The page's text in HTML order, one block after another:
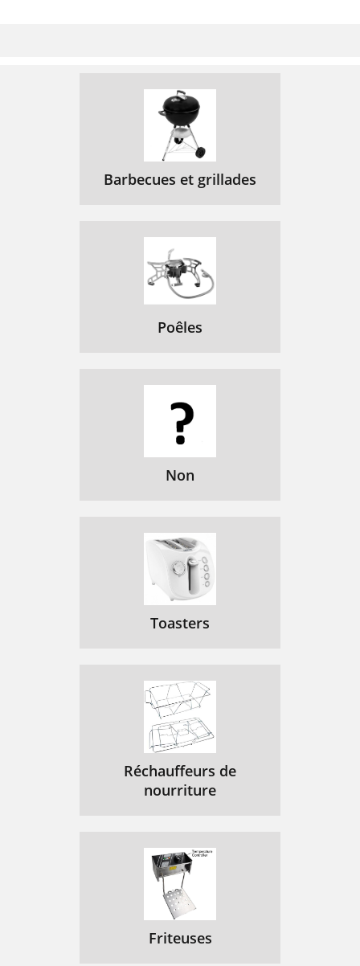
Barbecues et grillades
Poêles
Non
Toasters
Réchauffeurs de
nourriture
Friteuses